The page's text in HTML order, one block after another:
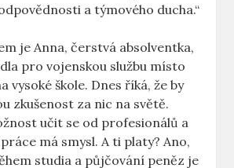
a týmového ducha.“
je Anna, čerstvá absolventka,
pro vojenskou službu místo
vysoké škole. Dnes říká, že by
zkušenost za nic na světě.
učit se od profesionálů a
má smysl. A ti platy? Ano,
studia a půjčování peněz je